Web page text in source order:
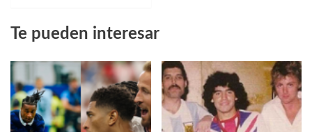
CONCACAF
taller
para
Comisarios
de
Fútbol
Te pueden interesar